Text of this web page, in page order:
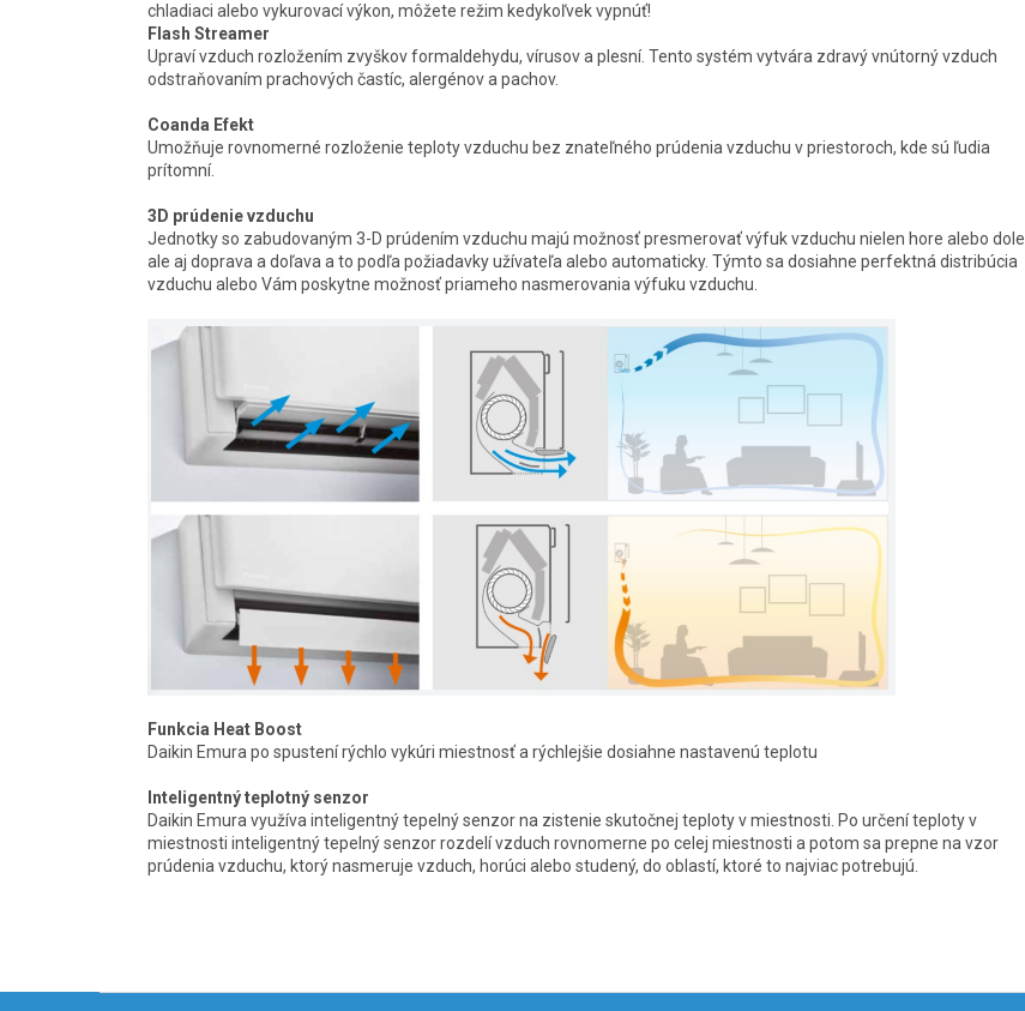
chladiaci alebo vykurovací výkon, môžete režim kedykoľvek vypnúť!
Flash Streamer
Upraví vzduch rozložením zvyškov formaldehydu, vírusov a plesní. Tento systém vytvára zdravý vnútorný vzduch
odstraňovaním prachových častíc, alergénov a pachov.
Coanda Efekt
Umožňuje rovnomerné rozloženie teploty vzduchu bez znateľného prúdenia vzduchu v priestoroch, kde sú ľudia
prítomní.
3D prúdenie vzduchu
Jednotky so zabudovaným 3-D prúdením vzduchu majú možnosť presmerovať výfuk vzduchu nielen hore alebo dole
ale aj doprava a doľava a to podľa požiadavky užívateľa alebo automaticky. Týmto sa dosiahne perfektná distribúcia
vzduchu alebo Vám poskytne možnosť priameho nasmerovania výfuku vzduchu.
Funkcia Heat Boost
Daikin Emura po spustení rýchlo vykúri miestnosť a rýchlejšie dosiahne nastavenú teplotu
Inteligentný teplotný senzor
Daikin Emura využíva inteligentný tepelný senzor na zistenie skutočnej teploty v miestnosti. Po určení teploty v
miestnosti inteligentný tepelný senzor rozdelí vzduch rovnomerne po celej miestnosti a potom sa prepne na vzor
prúdenia vzduchu, ktorý nasmeruje vzduch, horúci alebo studený, do oblastí, ktoré to najviac potrebujú.